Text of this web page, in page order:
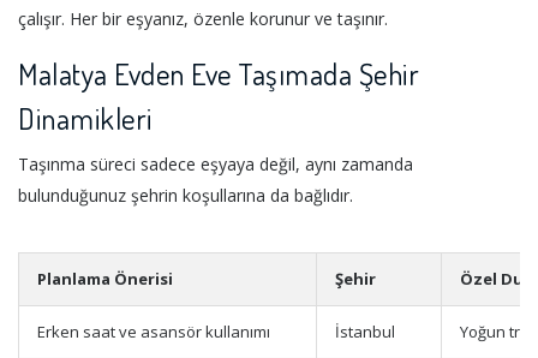
çalışır. Her bir eşyanız, özenle korunur ve taşınır.
Malatya Evden Eve Taşımada Şehir
Dinamikleri
Taşınma süreci sadece eşyaya değil, aynı zamanda
bulunduğunuz şehrin koşullarına da bağlıdır.
Planlama Önerisi Şehir Özel
Erken saat ve asansör kullanımı İstanbul Yoğun